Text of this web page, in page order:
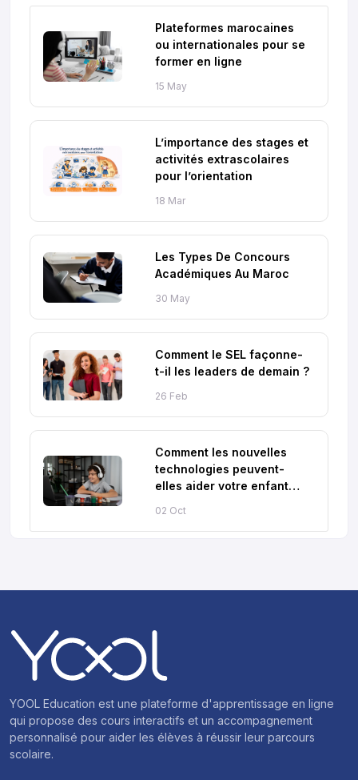
Plateformes marocaines
ou internationales pour se
former en ligne
15 May
L’importance des stages et
activités extrascolaires
pour l’orientation
18 Mar
Les Types De Concours
Académiques Au Maroc
30 May
Comment le SEL façonne-
t-il les leaders de demain ?
26 Feb
Comment les nouvelles
technologies peuvent-
elles aider votre enfant
02 Oct
YOOL Education est une plateforme d'apprentissage en ligne
qui propose des cours interactifs et un accompagnement
personnalisé pour aider les élèves à réussir leur parcours
scolaire.